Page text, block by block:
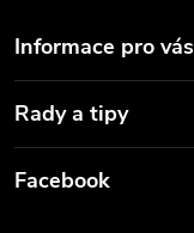
Informace pro vás
Rady a tipy
Facebook